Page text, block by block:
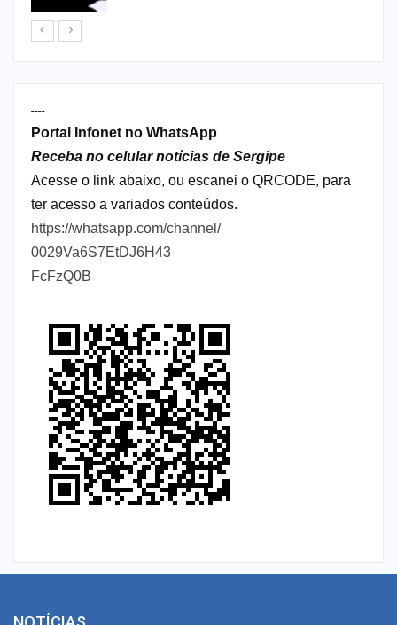
----
Portal Infonet no WhatsApp
Receba no celular notícias de Sergipe
Acesse o link abaixo, ou escanei o QRCODE, para
ter acesso a variados conteúdos.
https://whatsapp.com/channel/
0029Va6S7EtDJ6H43
FcFzQ0B